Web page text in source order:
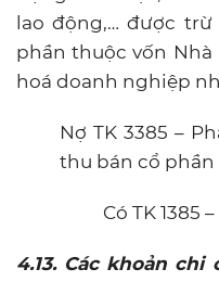
lao động,… được
phần thuộc vốn
hoá doanh nghiệp
Nợ TK 3385 –
thu bán cổ phần
Có TK 1385
4.13. Các khoản